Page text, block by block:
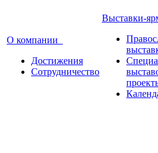
О компании
Достижения
Сотрудничество
Выставки-